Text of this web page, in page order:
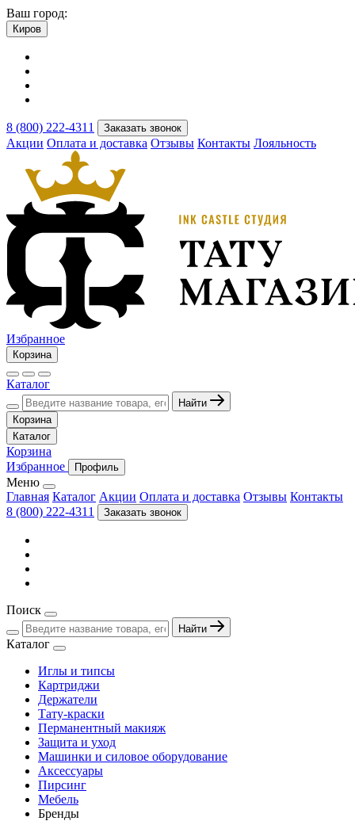
Ваш город:
Киров
8 (800) 222-4311 Заказать звонок
Акции Оплата и доставка Отзывы Контакты Лояльность
Избранное
Корзина
Каталог
Найти
Корзина
Каталог
Корзина
Избранное
Профиль
Меню
Главная Каталог Акции Оплата и доставка Отзывы Контакты
8 (800) 222-4311
Заказать звонок
Поиск
Найти
Каталог
Иглы и типсы
Картриджи
Держатели
Тату-краски
Перманентный макияж
Защита и уход
Машинки и силовое оборудование
Аксессуары
Пирсинг
Мебель
Бренды